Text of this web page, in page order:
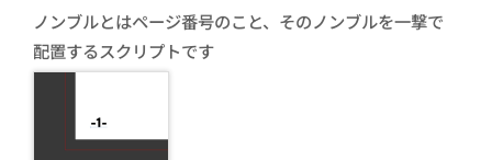
ノンブルとはページ番号のこと、そのノンブルを一撃で
配置するスクリプトです